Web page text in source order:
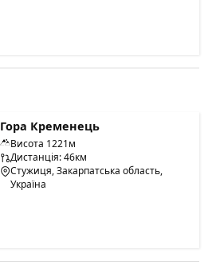
Гора Кременець
Висота 1221м
Дистанція: 46км
Стужиця, Закарпатська область,
Україна